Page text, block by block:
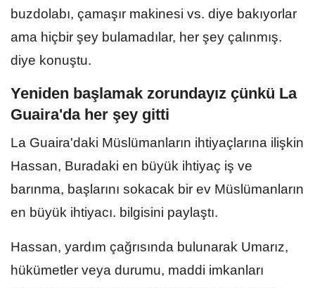
buzdolabı, çamaşır makinesi vs. diye bakıyorlar
ama hiçbir şey bulamadılar, her şey çalınmış.
diye konuştu.
Yeniden başlamak zorundayız çünkü La
Guaira'da her şey gitti
La Guaira'daki Müslümanların ihtiyaçlarına ilişkin
Hassan, Buradaki en büyük ihtiyaç iş ve
barınma, başlarını sokacak bir ev Müslümanların
en büyük ihtiyacı. bilgisini paylaştı.
Hassan, yardım çağrısında bulunarak Umarız,
hükümetler veya durumu, maddi imkanları